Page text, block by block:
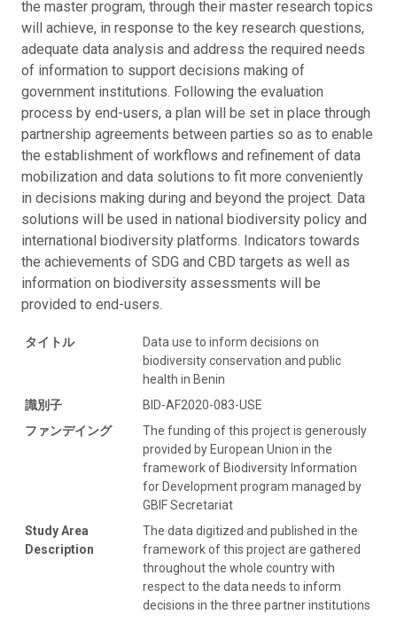
the master program, through their master research topics
will achieve, in response to the key research questions,
adequate data analysis and address the required needs
of information to support decisions making of
government institutions. Following the evaluation
process by end-users, a plan will be set in place through
partnership agreements between parties so as to enable
the establishment of workflows and refinement of data
mobilization and data solutions to fit more conveniently
in decisions making during and beyond the project. Data
solutions will be used in national biodiversity policy and
international biodiversity platforms. Indicators towards
the achievements of SDG and CBD targets as well as
information on biodiversity assessments will be
provided to end-users.
タイトル
Data use to inform decisions on
biodiversity conservation and public
health in Benin
識別子
BID-AF2020-083-USE
ファンデイング
The funding of this project is generously
provided by European Union in the
framework of Biodiversity Information
for Development program managed by
GBIF Secretariat
Study Area
Description
The data digitized and published in the
framework of this project are gathered
throughout the whole country with
respect to the data needs to inform
decisions in the three partner institutions